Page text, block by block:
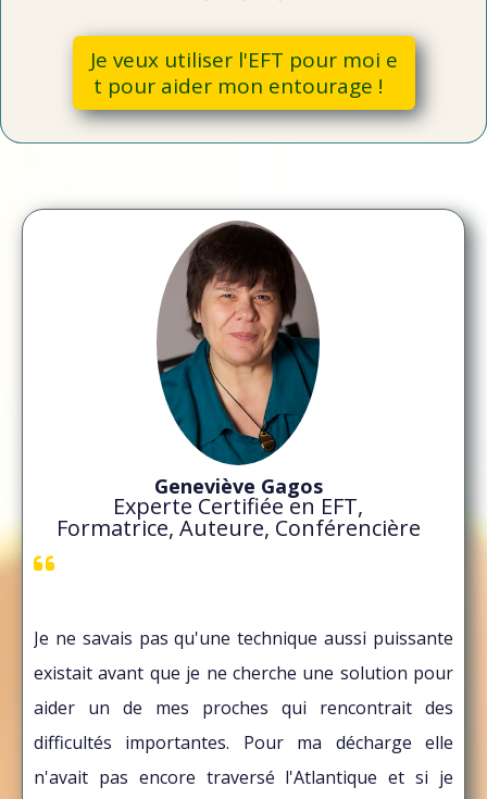
Je veux utiliser l'EFT pour moi e
t pour aider mon entourage !
Geneviève Gagos
Experte Certifiée en EFT,
Formatrice, Auteure, Conférencière
Je ne savais pas qu'une technique aussi puissante
existait avant que je ne cherche une solution pour
aider un de mes proches qui rencontrait des
difficultés importantes. Pour ma décharge elle
n'avait pas encore traversé l'Atlantique et si je